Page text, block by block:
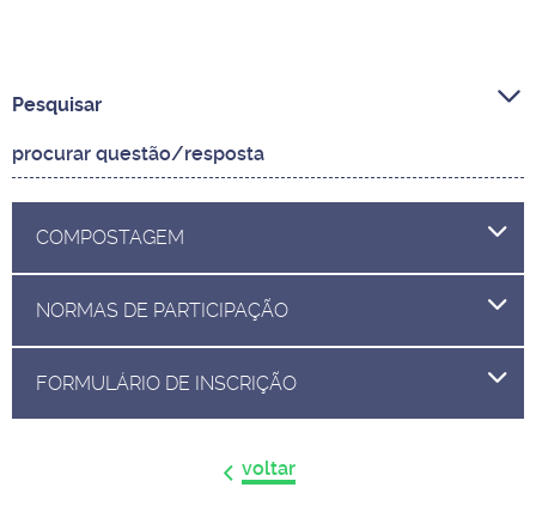
Pesquisar
COMPOSTAGEM
NORMAS DE PARTICIPAÇÃO
FORMULÁRIO DE INSCRIÇÃO
voltar